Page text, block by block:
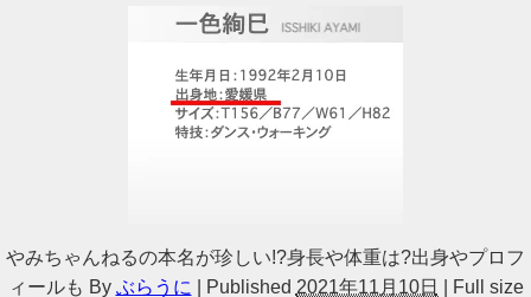
やみちゃんねるの本名が珍しい!?身長や体重は?出身やプロフ
ィールも By ぶらうに Published 2021年11月10日
Full size